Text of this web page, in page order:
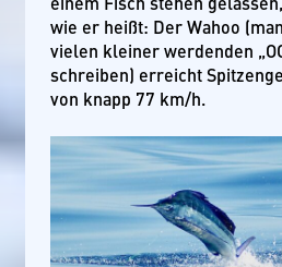
wie er heißt: Der Wahoo
vielen kleiner werdenden
schreiben) erreicht
von knapp 77 km/h.